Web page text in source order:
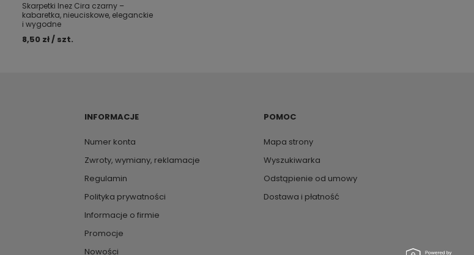
Skarpetki Inez Cira czarny –
kabaretka, nieuciskowe, eleganckie
i wygodne
8,50 zł / szt.
INFORMACJE
Numer konta
Zwroty, wymiany, reklamacje
Regulamin
Polityka prywatności
Informacje o firmie
Promocje
Nowości
POMOC
Mapa strony
Wyszukiwarka
Odstąpienie od umowy
Dostawa i płatność